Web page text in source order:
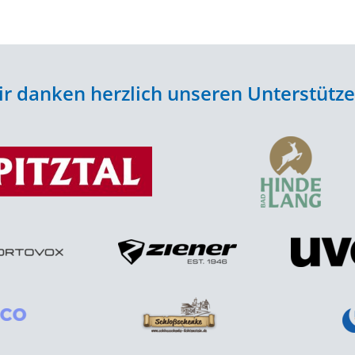
danken herzlich unseren